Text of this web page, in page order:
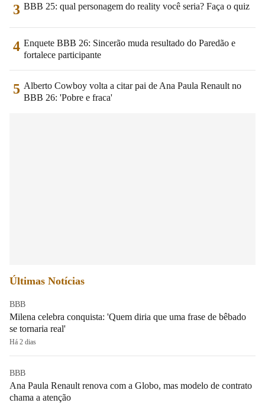
3 BBB 25: qual personagem do reality você seria? Faça o quiz
4 Enquete BBB 26: Sincerão muda resultado do Paredão e
fortalece participante
5 Alberto Cowboy volta a citar pai de Ana Paula Renault no
BBB 26: 'Pobre e fraca'
Últimas Notícias
BBB
Milena celebra conquista: 'Quem diria que uma frase de bêbado
se tornaria real'
Há 2 dias
BBB
Ana Paula Renault renova com a Globo, mas modelo de contrato
chama a atenção